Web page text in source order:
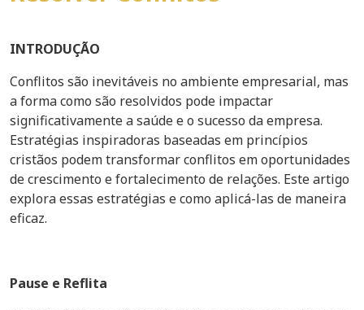
INTRODUÇÃO
Conflitos são inevitáveis no ambiente empresarial, mas
a forma como são resolvidos pode impactar
significativamente a saúde e o sucesso da empresa.
Estratégias inspiradoras baseadas em princípios
cristãos podem transformar conflitos em oportunidades
de crescimento e fortalecimento de relações. Este artigo
explora essas estratégias e como aplicá-las de maneira
eficaz.
Pause e Reflita